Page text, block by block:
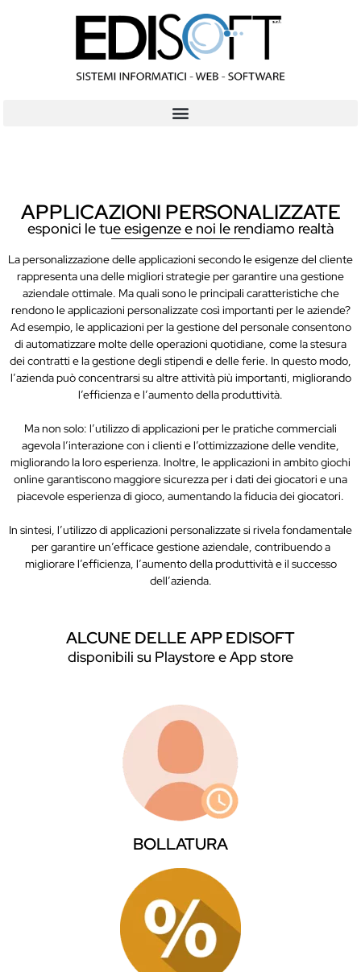
APPLICAZIONI PERSONALIZZATE
esponici le tue esigenze e noi le rendiamo realtà
La personalizzazione delle applicazioni secondo le esigenze del cliente
rappresenta una delle migliori strategie per garantire una gestione
aziendale ottimale. Ma quali sono le principali caratteristiche che
rendono le applicazioni personalizzate così importanti per le aziende?
Ad esempio, le applicazioni per la gestione del personale consentono
di automatizzare molte delle operazioni quotidiane, come la stesura
dei contratti e la gestione degli stipendi e delle ferie. In questo modo,
l’azienda può concentrarsi su altre attività più importanti, migliorando
l’efficienza e l’aumento della produttività.
Ma non solo: l’utilizzo di applicazioni per le pratiche commerciali
agevola l’interazione con i clienti e l’ottimizzazione delle vendite,
migliorando la loro esperienza. Inoltre, le applicazioni in ambito giochi
online garantiscono maggiore sicurezza per i dati dei giocatori e una
piacevole esperienza di gioco, aumentando la fiducia dei giocatori.
In sintesi, l’utilizzo di applicazioni personalizzate si rivela fondamentale
per garantire un’efficace gestione aziendale, contribuendo a
migliorare l’efficienza, l’aumento della produttività e il successo
dell’azienda.
ALCUNE DELLE APP EDISOFT
disponibili su Playstore e App store
BOLLATURA